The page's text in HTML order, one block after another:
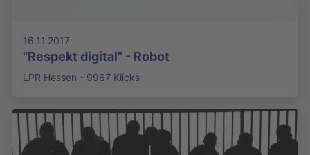
16.11.2017
"Respekt digital" - Robot
LPR Hessen - 9967 Klicks